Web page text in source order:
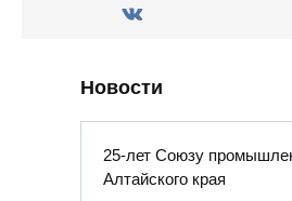
Новости
25-лет Союзу
Алтайского края